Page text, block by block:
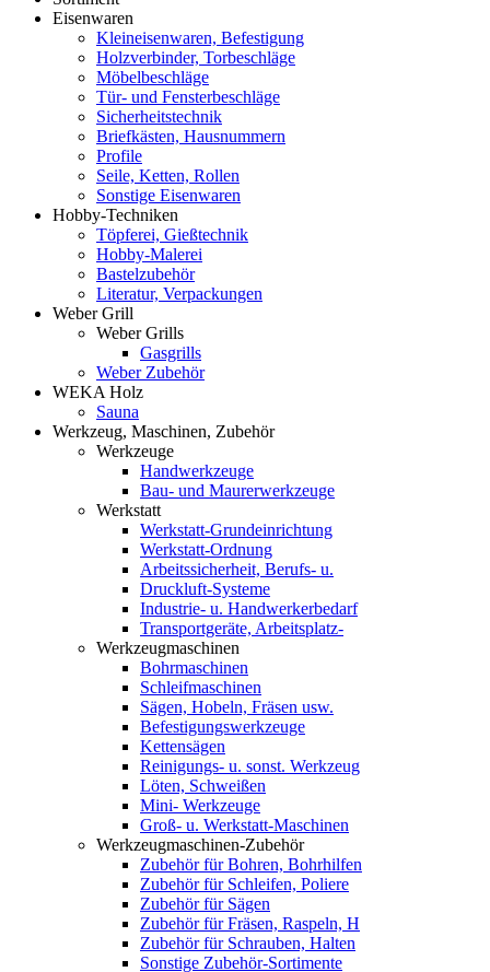
Eisenwaren
Kleineisenwaren, Befestigung
Holzverbinder, Torbeschläge
Möbelbeschläge
Tür- und Fensterbeschläge
Sicherheitstechnik
Briefkästen, Hausnummern
Profile
Seile, Ketten, Rollen
Sonstige Eisenwaren
Hobby-Techniken
Töpferei, Gießtechnik
Hobby-Malerei
Bastelzubehör
Literatur, Verpackungen
Weber Grill
Weber Grills
Gasgrills
Weber Zubehör
WEKA Holz
Sauna
Werkzeug, Maschinen, Zubehör
Werkzeuge
Handwerkzeuge
Bau- und Maurerwerkzeuge
Werkstatt
Werkstatt-Grundeinrichtung
Werkstatt-Ordnung
Arbeitssicherheit, Berufs- u.
Druckluft-Systeme
Industrie- u. Handwerkerbedarf
Transportgeräte, Arbeitsplatz-
Werkzeugmaschinen
Bohrmaschinen
Schleifmaschinen
Sägen, Hobeln, Fräsen usw.
Befestigungswerkzeuge
Kettensägen
Reinigungs- u. sonst. Werkzeug
Löten, Schweißen
Mini- Werkzeuge
Groß- u. Werkstatt-Maschinen
Werkzeugmaschinen-Zubehör
Zubehör für Bohren, Bohrhilfen
Zubehör für Schleifen, Poliere
Zubehör für Sägen
Zubehör für Fräsen, Raspeln, H
Zubehör für Schrauben, Halten
Sonstige Zubehör-Sortimente